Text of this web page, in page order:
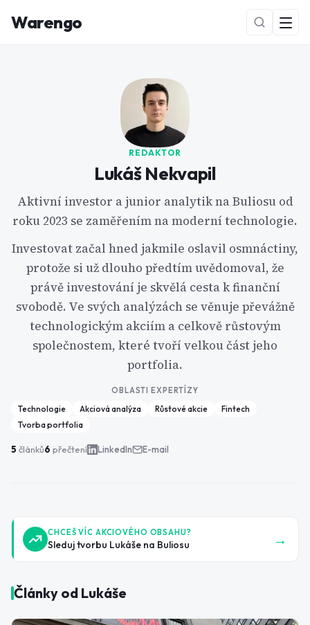
Warengo
NOVÉ
REDAKTOR
Lukáš Nekvapil
Aktivní investor a junior analytik na Buliosu od
roku 2023 se zaměřením na moderní technologie.
Investovat začal hned jakmile oslavil osmnáctiny,
protože si už dlouho předtím uvědomoval, že
právě investování je skvělá cesta k finanční
svobodě. Ve svých analýzách se věnuje převážně
technologickým akciím a celkově růstovým
společnostem, které tvoří velkou část jeho
portfolia.
OBLASTI EXPERTÍZY
Technologie Akciová analýza Růstové akcie
Fintech
Tvorba portfolia
5 článků6 přečtení LinkedIn E-mail
CHCEŠ VÍC AKCIOVÉHO OBSAHU?
Sleduj tvorbu Lukáše na Buliosu →
Články od Lukáše